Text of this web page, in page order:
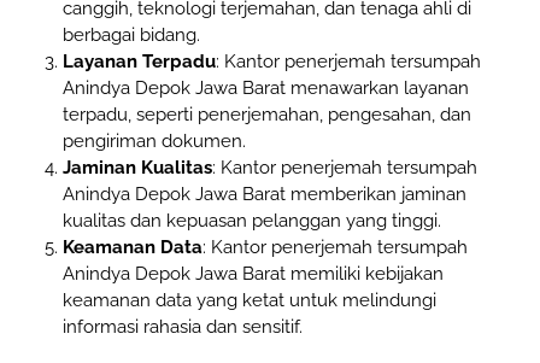
canggih, teknologi terjemahan, dan tenaga ahli di
berbagai bidang.
Layanan Terpadu: Kantor penerjemah tersumpah
Anindya Depok Jawa Barat menawarkan layanan
terpadu, seperti penerjemahan, pengesahan, dan
pengiriman dokumen.
Jaminan Kualitas: Kantor penerjemah tersumpah
Anindya Depok Jawa Barat memberikan jaminan
kualitas dan kepuasan pelanggan yang tinggi.
Keamanan Data: Kantor penerjemah tersumpah
Anindya Depok Jawa Barat memiliki kebijakan
keamanan data yang ketat untuk melindungi
informasi rahasia dan sensitif.